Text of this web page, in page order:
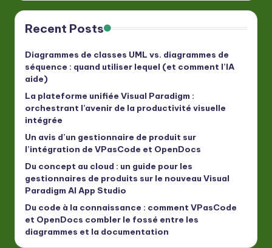
Recent Posts
Diagrammes de classes UML vs. diagrammes de
séquence : quand utiliser lequel (et comment l’IA
aide)
La plateforme unifiée Visual Paradigm :
orchestrant l’avenir de la productivité visuelle
intégrée
Un avis d’un gestionnaire de produit sur
l’intégration de VPasCode et OpenDocs
Du concept au cloud : un guide pour les
gestionnaires de produits sur le nouveau Visual
Paradigm AI App Studio
Du code à la connaissance : comment VPasCode
et OpenDocs combler le fossé entre les
diagrammes et la documentation